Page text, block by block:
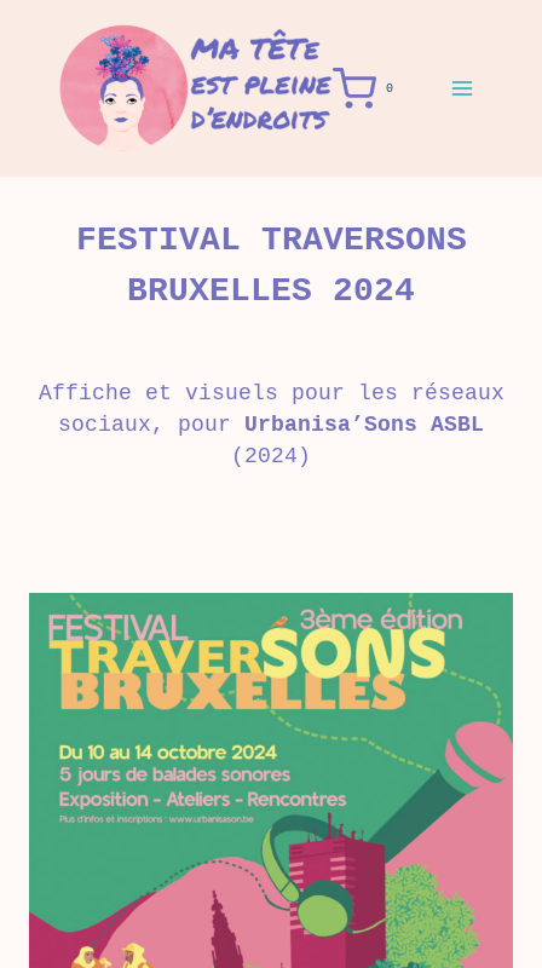
contenu
0
FESTIVAL TRAVERSONS
BRUXELLES 2024
Affiche et visuels pour les réseaux
sociaux, pour Urbanisa’Sons ASBL
(2024)